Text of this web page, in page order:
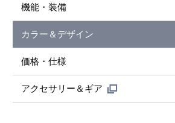
機能・装備
カラー＆デザイン
価格・仕様
アクセサリー＆ギア